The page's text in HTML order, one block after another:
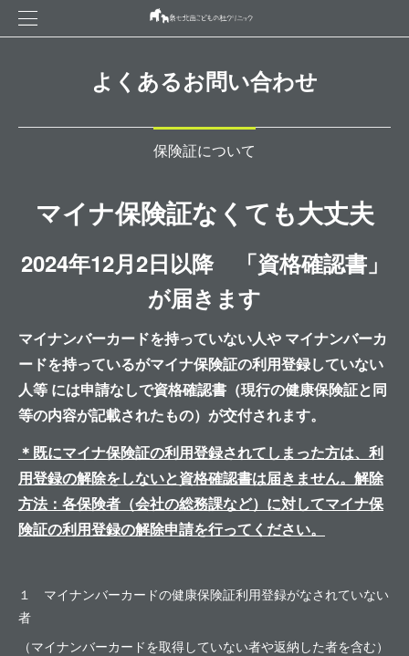
よくあるお問い合わせ
保険証について
マイナ保険証なくても大丈夫
2024年12月2日以降 「資格確認書」
が届きます
マイナンバーカードを持っていない人や マイナンバーカ
ードを持っているがマイナ保険証の利用登録していない
人等 には申請なしで資格確認書（現行の健康保険証と同
等の内容が記載されたもの）が交付されます。
＊既にマイナ保険証の利用登録されてしまった方は、利
用登録の解除をしないと資格確認書は届きません。解除
方法：各保険者（会社の総務課など）に対してマイナ保
険証の利用登録の解除申請を行ってください。
１ マイナンバーカードの健康保険証利用登録がなされていない
者
（マイナンバーカードを取得していない者や返納した者を含む）